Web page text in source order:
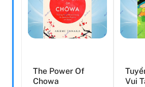
The Power Of
Chowa
Vui